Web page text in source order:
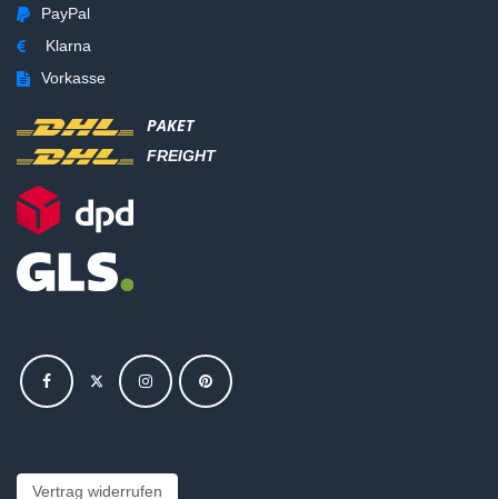
PayPal
Klarna
Vorkasse
PAKET
FREIGHT
Vertrag widerrufen